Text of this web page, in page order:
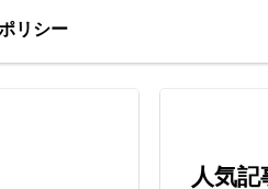
リシー
人気